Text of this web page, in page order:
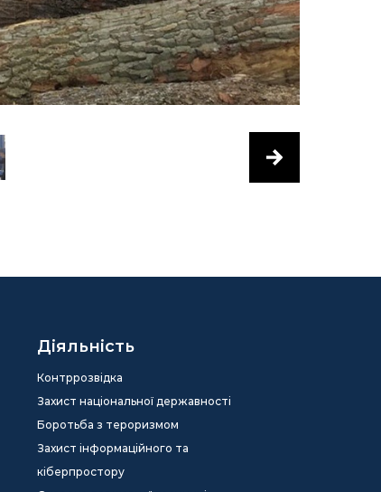
Діяльність
Контррозвідка
Захист національної державності
Боротьба з тероризмом
Захист інформаційного та
кіберпростору